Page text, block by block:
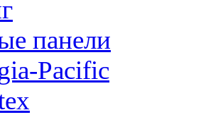
панели
Pacific